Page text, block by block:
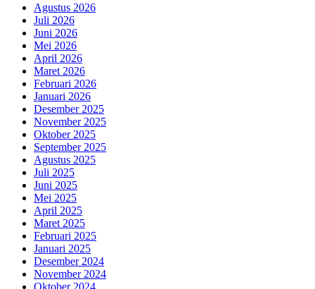
Agustus 2026
Juli 2026
Juni 2026
Mei 2026
April 2026
Maret 2026
Februari 2026
Januari 2026
Desember 2025
November 2025
Oktober 2025
September 2025
Agustus 2025
Juli 2025
Juni 2025
Mei 2025
April 2025
Maret 2025
Februari 2025
Januari 2025
Desember 2024
November 2024
Oktober 2024